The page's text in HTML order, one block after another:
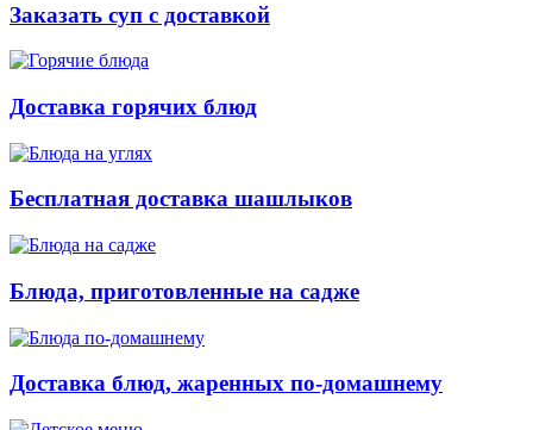
Заказать суп с доставкой
Доставка горячих блюд
Бесплатная доставка шашлыков
Блюда, приготовленные на садже
Доставка блюд, жаренных по-домашнему